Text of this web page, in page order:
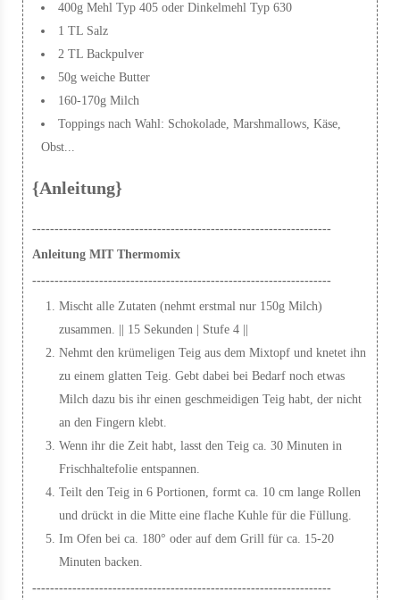
400g Mehl Typ 405 oder Dinkelmehl Typ 630
1 TL Salz
2 TL Backpulver
50g weiche Butter
160-170g Milch
Toppings nach Wahl: Schokolade, Marshmallows, Käse,
Obst...
{Anleitung}
-------------------------------------------------------------------
Anleitung MIT Thermomix
-------------------------------------------------------------------
Mischt alle Zutaten (nehmt erstmal nur 150g Milch)
zusammen. || 15 Sekunden | Stufe 4 ||
Nehmt den krümeligen Teig aus dem Mixtopf und knetet ihn
zu einem glatten Teig. Gebt dabei bei Bedarf noch etwas
Milch dazu bis ihr einen geschmeidigen Teig habt, der nicht
an den Fingern klebt.
Wenn ihr die Zeit habt, lasst den Teig ca. 30 Minuten in
Frischhaltefolie entspannen.
Teilt den Teig in 6 Portionen, formt ca. 10 cm lange Rollen
und drückt in die Mitte eine flache Kuhle für die Füllung.
Im Ofen bei ca. 180° oder auf dem Grill für ca. 15-20
Minuten backen.
-------------------------------------------------------------------